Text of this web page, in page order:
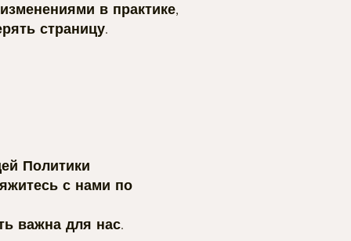
в практике,
страницу.
Политики
с нами по
важна для нас.